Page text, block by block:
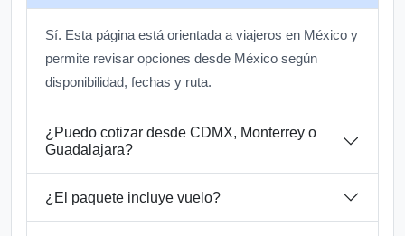
Sí. Esta página está orientada a viajeros en México y
permite revisar opciones desde México según
disponibilidad, fechas y ruta.
¿Puedo cotizar desde CDMX, Monterrey o
Guadalajara?
¿El paquete incluye vuelo?